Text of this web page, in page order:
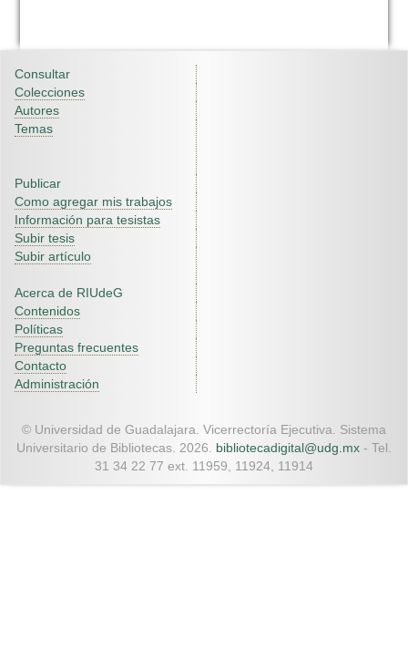
Consultar
Colecciones
Autores
Temas
Publicar
Como agregar mis trabajos
Información para tesistas
Subir tesis
Subir artículo
Acerca de RIUdeG
Contenidos
Políticas
Preguntas frecuentes
Contacto
Administración
© Universidad de Guadalajara. Vicerrectoría Ejecutiva. Sistema
Universitario de Bibliotecas. 2026. bibliotecadigital@udg.mx - Tel.
31 34 22 77 ext. 11959, 11924, 11914